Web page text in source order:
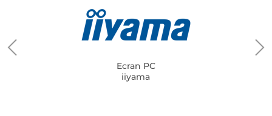
Ecran PC
iiyama